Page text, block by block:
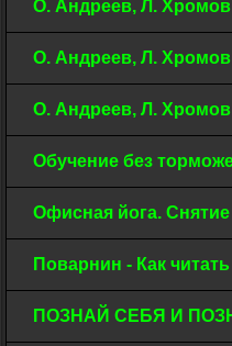
О. Андреев, Л.
О. Андреев, Л.
О. Андреев, Л.
Обучение без
Офисная йога.
Поварнин - Как
ПОЗНАЙ СЕБЯ И